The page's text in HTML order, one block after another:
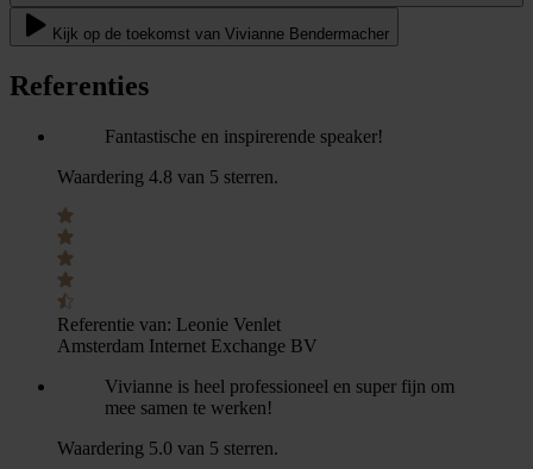
Kijk op de toekomst van Vivianne Bendermacher
Referenties
Fantastische en inspirerende speaker!
Waardering 4.8 van 5 sterren.
Referentie van: Leonie Venlet
Amsterdam Internet Exchange BV
Vivianne is heel professioneel en super fijn om
mee samen te werken!
Waardering 5.0 van 5 sterren.